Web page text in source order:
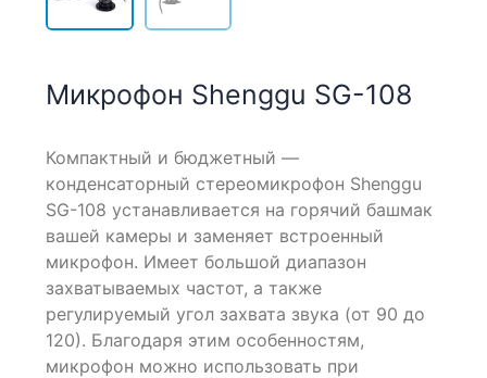
Микрофон Shenggu SG-108
Компактный и бюджетный —
конденсаторный стереомикрофон Shenggu
SG-108 устанавливается на горячий башмак
вашей камеры и заменяет встроенный
микрофон. Имеет большой диапазон
захватываемых частот, а также
регулируемый угол захвата звука (от 90 до
120). Благодаря этим особенностям,
микрофон можно использовать при